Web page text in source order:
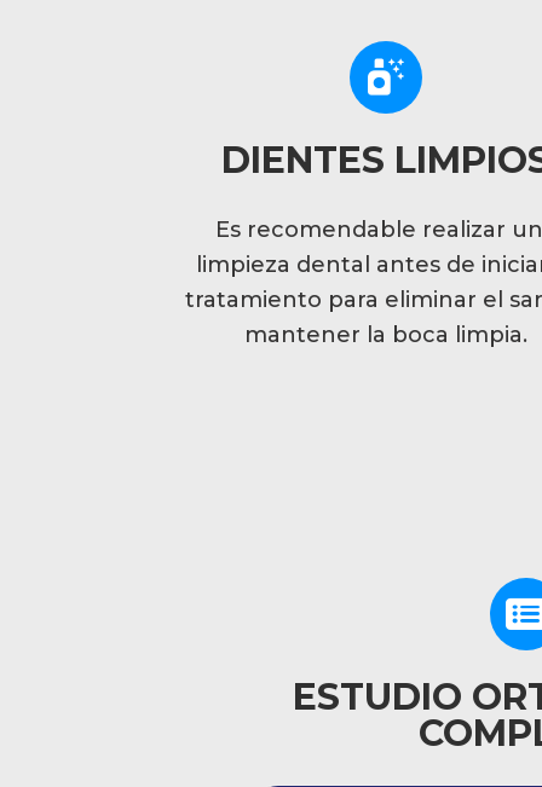
DIENTES
Es recomendable realizar
limpieza dental antes de
tratamiento para eliminar el
mantener la boca limpia.
ESTUDIO